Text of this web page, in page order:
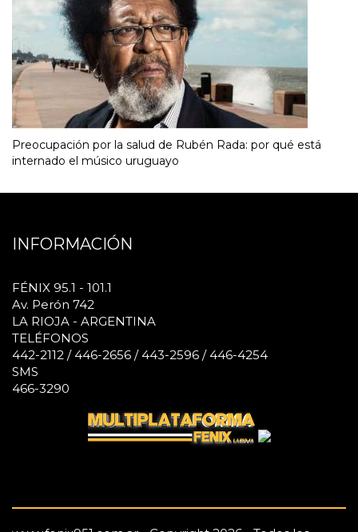
Preocupación por la salud de Rubén Rada: por qué está
internado el músico uruguayo
INFORMACIÓN
FÉNIX 95.1 - 101.1
Av. Perón 742
LA RIOJA - ARGENTINA
TELÉFONOS
442-2112 / 446-2656 / 443-2596 / 446-4254
SMS
466-3290